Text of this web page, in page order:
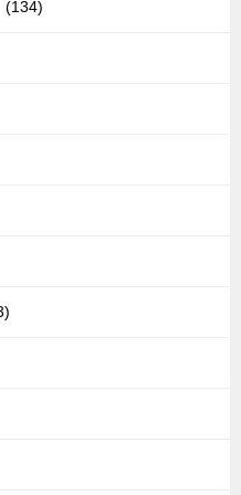
(134)